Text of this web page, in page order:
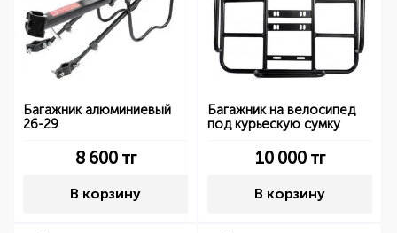
Багажник алюминиевый
26-29
8 600тг
В корзину
Багажник на велосипед
под курьескую сумку
10 000тг
В корзину